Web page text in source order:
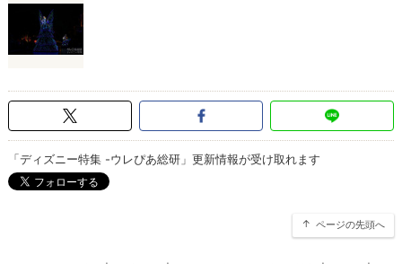
「ディズニー特集 -ウレぴあ総研」更新情報が受け取れます
ページの先頭へ